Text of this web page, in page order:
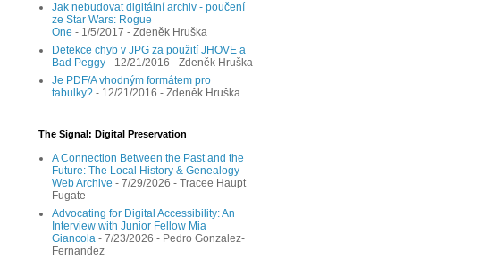
Jak nebudovat digitální archiv - poučení
ze Star Wars: Rogue
One - 1/5/2017 - Zdeněk Hruška
Detekce chyb v JPG za použití JHOVE a
Bad Peggy - 12/21/2016 - Zdeněk Hruška
Je PDF/A vhodným formátem pro
tabulky? - 12/21/2016 - Zdeněk Hruška
The Signal: Digital Preservation
A Connection Between the Past and the
Future: The Local History & Genealogy
Web Archive - 7/29/2026 - Tracee Haupt
Fugate
Advocating for Digital Accessibility: An
Interview with Junior Fellow Mia
Giancola - 7/23/2026 - Pedro Gonzalez-
Fernandez